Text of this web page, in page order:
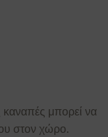
καναπές μπορεί να
στον χώρο.